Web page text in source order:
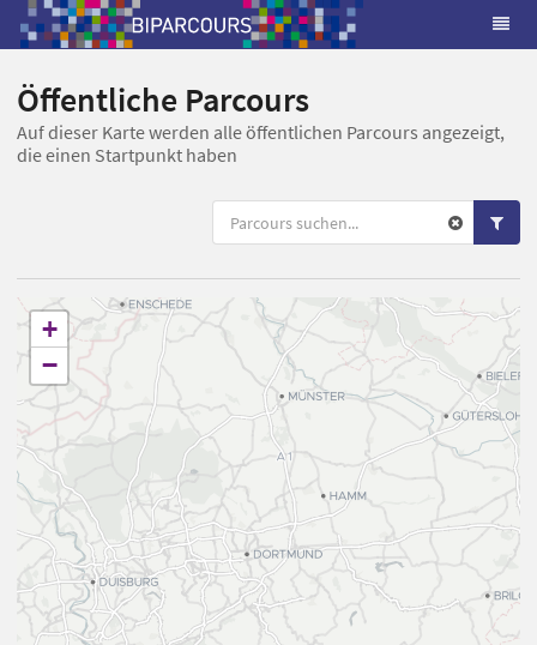
Öffentliche Parcours
Auf dieser Karte werden alle öffentlichen Parcours angezeigt,
die einen Startpunkt haben
+
−